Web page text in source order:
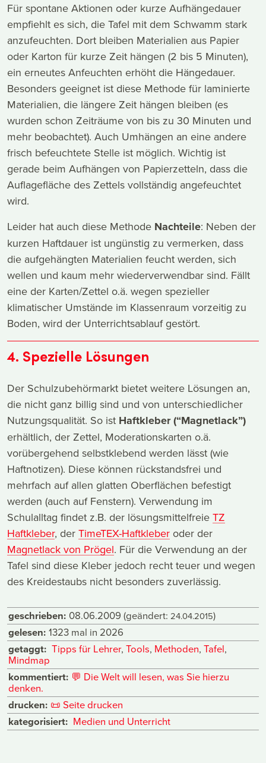
Für spontane Aktionen oder kurze Aufhängedauer
empfiehlt es sich, die Tafel mit dem Schwamm stark
anzufeuchten. Dort bleiben Materialien aus Papier
oder Karton für kurze Zeit hängen (2 bis 5 Minuten),
ein erneutes Anfeuchten erhöht die Hängedauer.
Besonders geeignet ist diese Methode für laminierte
Materialien, die längere Zeit hängen bleiben (es
wurden schon Zeiträume von bis zu 30 Minuten und
mehr beobachtet). Auch Umhängen an eine andere
frisch befeuchtete Stelle ist möglich. Wichtig ist
gerade beim Aufhängen von Papierzetteln, dass die
Auflagefläche des Zettels vollständig angefeuchtet
wird.
Leider hat auch diese Methode Nachteile: Neben der
kurzen Haftdauer ist ungünstig zu vermerken, dass
die aufgehängten Materialien feucht werden, sich
wellen und kaum mehr wiederverwendbar sind. Fällt
eine der Karten/Zettel o.ä. wegen spezieller
klimatischer Umstände im Klassenraum vorzeitig zu
Boden, wird der Unterrichtsablauf gestört.
4. Spezielle Lösungen
Der Schulzubehörmarkt bietet weitere Lösungen an,
die nicht ganz billig sind und von unterschiedlicher
Nutzungsqualität. So ist Haftkleber (“Magnetlack”)
erhältlich, der Zettel, Moderationskarten o.ä.
vorübergehend selbstklebend werden lässt (wie
Haftnotizen). Diese können rückstandsfrei und
mehrfach auf allen glatten Oberflächen befestigt
werden (auch auf Fenstern). Verwendung im
Schulalltag findet z.B. der lösungsmittelfreie TZ
Haftkleber, der TimeTEX-Haftkleber oder der
Magnetlack von Prögel. Für die Verwendung an der
Tafel sind diese Kleber jedoch recht teuer und wegen
des Kreidestaubs nicht besonders zuverlässig.
geschrieben: 08.06.2009 (geändert: 24.04.2015)
gelesen: 1323 mal in 2026
getaggt: Tipps für Lehrer, Tools, Methoden, Tafel,
Mindmap
kommentiert: 💬 Die Welt will lesen, was Sie hierzu
denken.
drucken: 📜 Seite drucken
kategorisiert: Medien und Unterricht